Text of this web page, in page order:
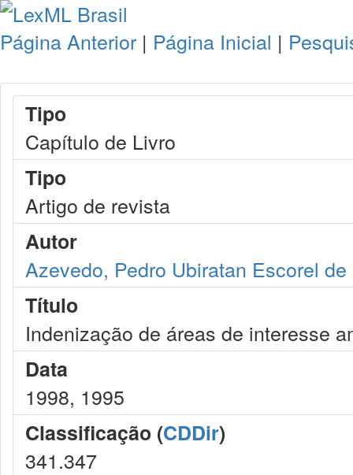
Página Anterior | Página Inicial |
Tipo
Capítulo de Livro
Tipo
Artigo de revista
Autor
Azevedo, Pedro Ubiratan Escorel de
Título
Indenização de áreas de interesse
Data
1998, 1995
Classificação (CDDir)
341.347